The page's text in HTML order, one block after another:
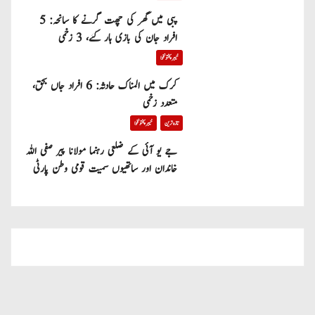
پبی میں گھر کی چھت گرنے کا سانحہ: 5
افراد جان کی بازی ہار گئے، 3 زخمی
خیبر پختونخوا
کرک میں المناک حادثہ: 6 افراد جاں بحق،
متعدد زخمی
تازہ ترین خیبر پختونخوا
جے یو آئی کے ضلعی رہنما مولانا پیر صفی اللہ
خاندان اور ساتھیوں سمیت قومی وطن پارٹی